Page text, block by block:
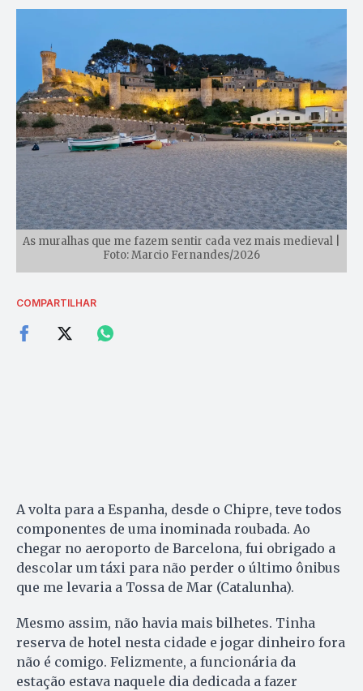
As muralhas que me fazem sentir cada vez mais medieval |
Foto: Marcio Fernandes/2026
COMPARTILHAR
A volta para a Espanha, desde o Chipre, teve todos
componentes de uma inominada roubada. Ao
chegar no aeroporto de Barcelona, fui obrigado a
descolar um táxi para não perder o último ônibus
que me levaria a Tossa de Mar (Catalunha).
Mesmo assim, não havia mais bilhetes. Tinha
reserva de hotel nesta cidade e jogar dinheiro fora
não é comigo. Felizmente, a funcionária da
estação estava naquele dia dedicada a fazer